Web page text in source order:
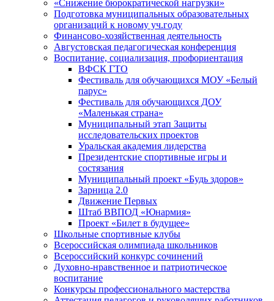
«Снижение бюрократической нагрузки»
Подготовка муниципальных образовательных
организаций к новому уч.году
Финансово-хозяйственная деятельность
Августовская педагогическая конференция
Воспитание, социализация, профориентация
ВФСК ГТО
Фестиваль для обучающихся МОУ «Белый
парус»
Фестиваль для обучающихся ДОУ
«Маленькая страна»
Муниципальный этап Защиты
исследовательских проектов
Уральская академия лидерства
Президентские спортивные игры и
состязания
Муниципальный проект «Будь здоров»
Зарница 2.0
Движение Первых
Штаб ВВПОД «Юнармия»
Проект «Билет в будущее»
Школьные спортивные клубы
Всероссийская олимпиада школьников
Всероссийский конкурс сочинений
Духовно-нравственное и патриотическое
воспитание
Конкурсы профессионального мастерства